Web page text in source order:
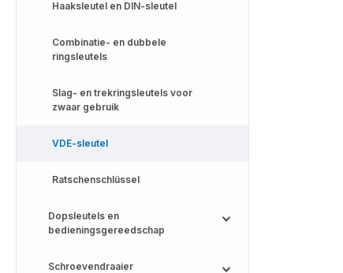
Haaksleutel en DIN-sleutel
Combinatie- en dubbele
ringsleutels
Slag- en trekringsleutels voor
zwaar gebruik
VDE-sleutel
Ratschenschlüssel
Dopsleutels en
bedieningsgereedschap
Schroevendraaier